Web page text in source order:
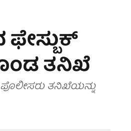
ತನಿಖೆ
ತನಿಖೆಯನ್ನು